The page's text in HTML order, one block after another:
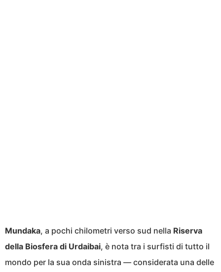
Mundaka, a pochi chilometri verso sud nella Riserva
della Biosfera di Urdaibai, è nota tra i surfisti di tutto il
mondo per la sua onda sinistra — considerata una delle